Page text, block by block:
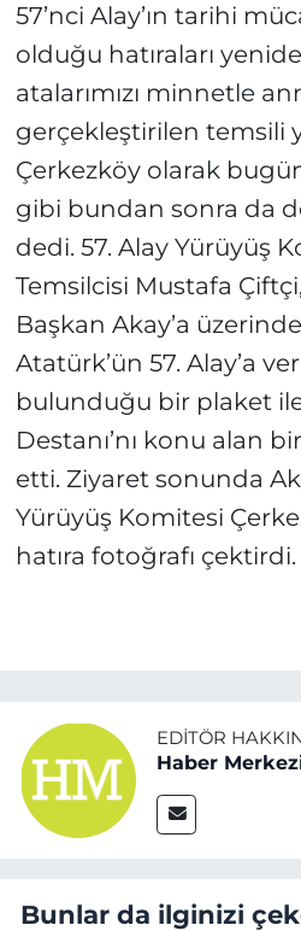
57’nci Alay’ın tarihi
olduğu hatıraları
atalarımızı minnetle
gerçekleştirilen temsili
Çerkezköy olarak
gibi bundan sonra da
dedi. 57. Alay Yürüyüş
Temsilcisi Mustafa
Başkan Akay’a
Atatürk’ün 57. Alay’a
bulunduğu bir plaket
Destanı’nı konu alan
etti. Ziyaret sonunda
Yürüyüş Komitesi
hatıra fotoğrafı çektirdi.
EDITÖR
Haber
Bunlar da ilginizi